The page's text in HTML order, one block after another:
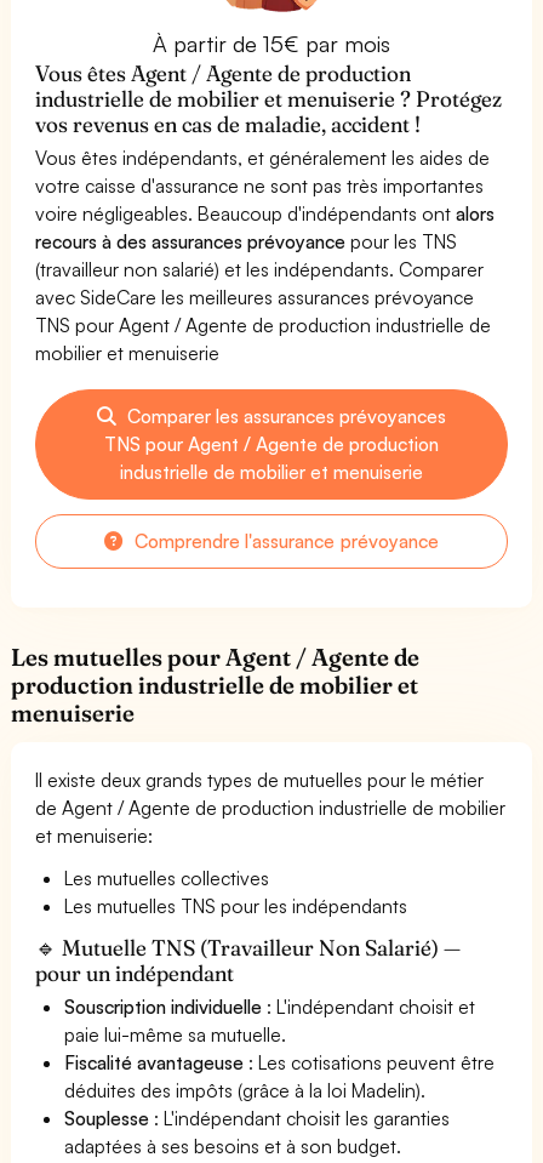
À partir de 15€ par mois
Vous êtes Agent / Agente de production
industrielle de mobilier et menuiserie ? Protégez
vos revenus en cas de maladie, accident !
Vous êtes indépendants, et généralement les aides de
votre caisse d'assurance ne sont pas très importantes
voire négligeables. Beaucoup d'indépendants ontalors
recours à des assurances prévoyance pour les TNS
(travailleur non salarié) et les indépendants. Comparer
avec SideCare les meilleures assurances prévoyance
TNS pour Agent / Agente de production industrielle de
mobilier et menuiserie
Comparer les assurances prévoyances
TNS pour Agent / Agente de production
industrielle de mobilier et menuiserie
Comprendre l'assurance prévoyance
Les mutuelles pour Agent / Agente de
production industrielle de mobilier et
menuiserie
Il existe deux grands types de mutuelles pour le métier
de Agent / Agente de production industrielle de mobilier
et menuiserie:
Les mutuelles collectives
Les mutuelles TNS pour les indépendants
🔹 Mutuelle TNS (Travailleur Non Salarié) —
pour un indépendant
Souscription individuelle : L'indépendant choisit et
paie lui-même sa mutuelle.
Fiscalité avantageuse : Les cotisations peuvent être
déduites des impôts (grâce à la loi Madelin).
Souplesse : L'indépendant choisit les garanties
adaptées à ses besoins et à son budget.